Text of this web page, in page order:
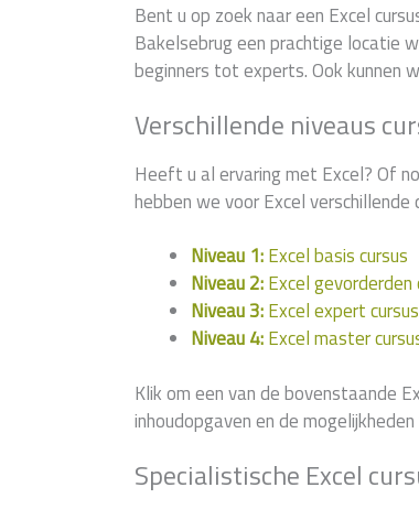
Bent u op zoek naar een Excel
Bakelsebrug een prachtige locatie
beginners tot experts. Ook kunnen
Verschillende niveaus
Heeft u al ervaring met Excel? Of
hebben we voor Excel verschillende
Niveau 1:Excel basis cursus
Niveau 2:Excel gevorderden
Niveau 3:Excel expert cursus
Niveau 4:Excel master
Klik om een van de bovenstaande
inhoudopgaven en de
Specialistische Excel